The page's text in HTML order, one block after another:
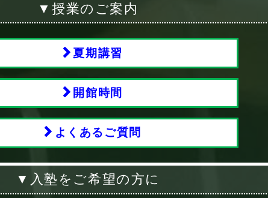
▼授業のご案内
夏期講習
開館時間
よくあるご質問
▼入塾をご希望の方に